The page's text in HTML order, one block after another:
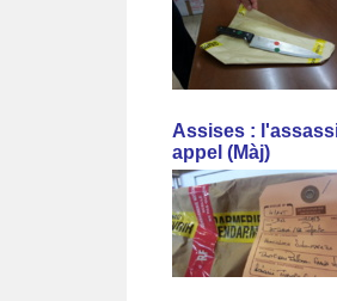
Assises :
appel (Màj)